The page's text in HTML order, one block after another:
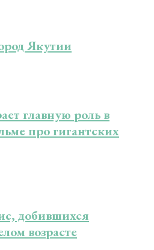
Якутии
главную роль в
про гигантских
добившихся
возрасте